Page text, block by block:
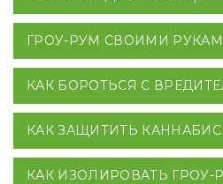
ГРОУ-РУМ СВОИМИ
КАК БОРОТЬСЯ С
КАК ЗАЩИТИТЬ
КАК ИЗОЛИРОВАТЬ ГРОУ-